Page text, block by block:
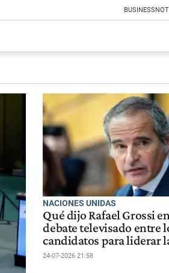
BUSINESS
NACIONES UNIDAS
Qué dijo Rafael Grossi
debate televisado entre
candidatos para liderar
24-07-2026 21:58